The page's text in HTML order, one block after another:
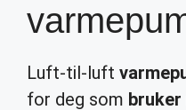
Luft-til-luft
for deg som bruker